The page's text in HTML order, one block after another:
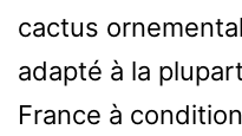
cactus
adapté à la
France à